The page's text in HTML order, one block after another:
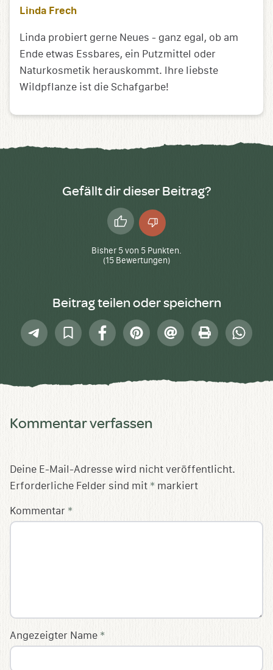
Linda Frech
Linda probiert gerne Neues - ganz egal, ob am
Ende etwas Essbares, ein Putzmittel oder
Naturkosmetik herauskommt. Ihre liebste
Wildpflanze ist die Schafgarbe!
Gefällt dir dieser Beitrag?
Daumen
hoch
Daumen
runter
Bisher 5von 5 Punkten.
(15 Bewertungen)
Beitrag teilen oder speichern
Telegram
In
Sammlung
FacebookPinterest
E-
Mail
Drucken
Kommentar verfassen
Deine E-Mail-Adresse wird nicht veröffentlicht.
Erforderliche Felder sind mit * markiert
Kommentar *
Angezeigter Name *